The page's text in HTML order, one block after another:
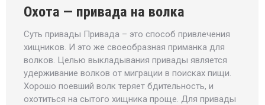
Охота — привада на волка
Суть привады Привада – это способ привлечения
хищников. И это же своеобразная приманка для
волков. Целью выкладывания привады является
удерживание волков от миграции в поисках пищи.
Хорошо поевший волк теряет бдительность, и
охотиться на сытого хищника проще. Для привады